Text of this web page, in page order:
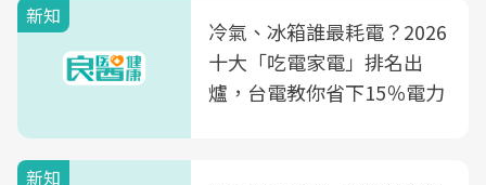
新知
冷氣、冰箱誰最耗電？2026
十大「吃電家電」排名出
爐，台電教你省下15％電力
新知